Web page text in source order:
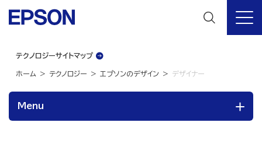
テクノロジーサイトマップ
ホーム テクノロジー エプソンのデザイン デザイナー
Menu